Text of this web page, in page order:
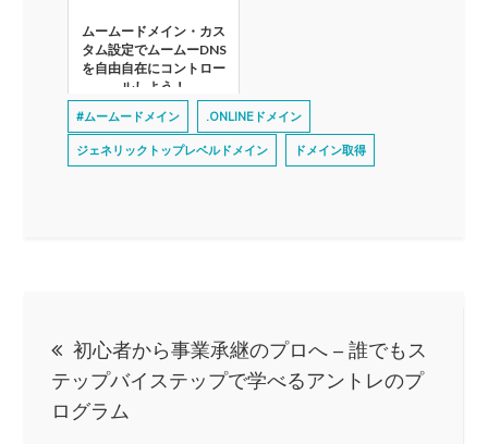
ムームードメイン・カス
タム設定でムームーDNS
を自由自在にコントロー
ルしよう！
#ムームードメイン .ONLINEドメイン
ジェネリックトップレベルドメイン ドメイン取得
稿
初心者から事業承継のプロへ – 誰でもス
テップバイステップで学べるアントレのプ
ログラム